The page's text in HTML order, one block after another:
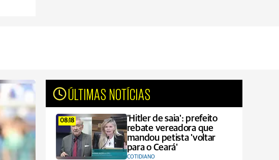
ÚLTIMAS NOTÍCIAS
08:18
'Hitler de saia': prefeito
rebate vereadora que
mandou petista 'voltar
para o Ceará'
COTIDIANO